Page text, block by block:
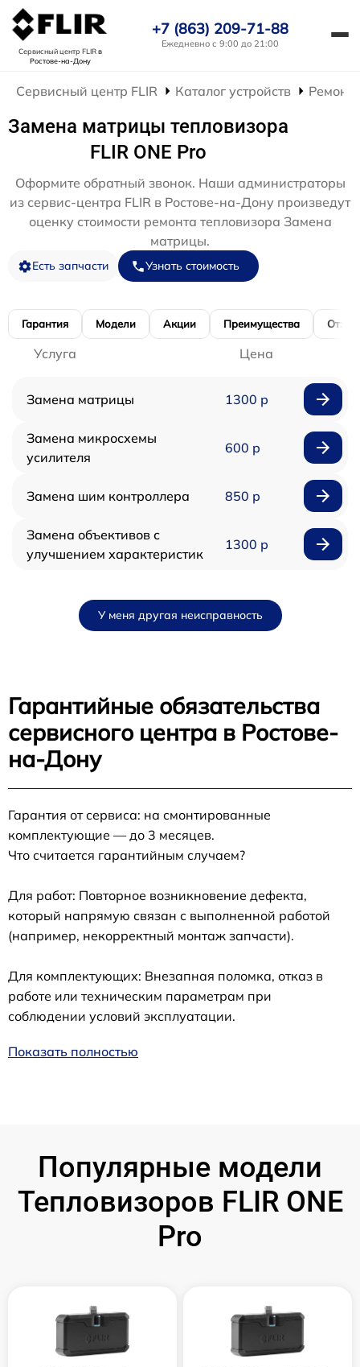
Сервисный центр FLIRв
Ростове-на-Дону
+7 (863) 209-71-88
Ежедневно с 9:00 до 21:00
Сервисный центр FLIR Каталог устройств Ремонт
Замена матрицы тепловизора
FLIR ONE Pro
Оформите обратный звонок. Наши администраторы
из сервис-центра FLIR в Ростове-на-Дону произведут
оценку стоимости ремонта тепловизора Замена
матрицы.
Есть запчасти Узнать стоимость
Гарантия Модели Акции Преимущества
Услуга Цена
Замена матрицы 1300 р
Замена микросхемы
усилителя
600 р
Замена шим контроллера 850 р
Замена объективов с
улучшением характеристик
1300 р
У меня другая неисправность
Гарантийные обязательства
сервисного центра в Ростове-
на-Дону
Гарантия от сервиса: на смонтированные
комплектующие — до 3 месяцев.
Что считается гарантийным случаем?
Для работ: Повторное возникновение дефекта,
который напрямую связан с выполненной работой
(например, некорректный монтаж запчасти).
Для комплектующих: Внезапная поломка, отказ в
работе или техническим параметрам при
соблюдении условий эксплуатации.
Показать полностью
Популярные модели
Тепловизоров FLIR ONE
Pro